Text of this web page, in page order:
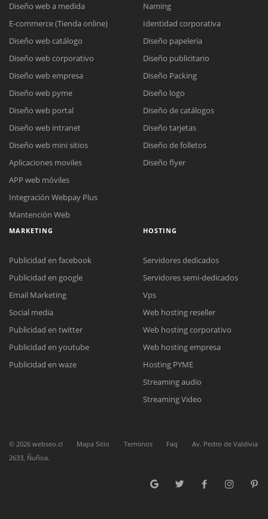
Reunión online
Nuestros ejecutivos le enviarán un correo electrónico con el enlace a
Cotización
Complete el formulario y nos contactaremos a la brevedad.
Chat Online
Todos nuestros ejecutivos están fuera de línea. Complete el formulario
para enviarnos un correo electrónico con sus datos personales.
Diseño web a medida
E-commerce (Tienda online)
Diseño web catálogo
Diseño web corporativo
Diseño web empresa
Diseño web pyme
Diseño web portal
Diseño web intranet
Diseño web mini sitios
Aplicaciones moviles
APP web móviles
Integración Webpay Plus
Mantención Web
Naming
Identidad corporativa
Diseño papelería
Diseño publicitario
Diseño Packing
Diseño logo
Diseño de catálogos
Diseño tarjetas
Diseño de folletos
Diseño flyer
MARKETING
Publicidad en facebook
Publicidad en google
Email Marketing
Social media
Publicidad en twitter
Publicidad en youtube
Publicidad en waze
HOSTING
Servidores dedicados
Servidores semi-dedicados
Vps
Web hosting reseller
Web hosting corporativo
Web hosting empresa
Hosting PYME
Streaming audio
Streaming Video
© 2026 webseo.cl Mapa Sitio Terminos Faq
Av. Pedro de Valdivia
2633, Ñuñoa.